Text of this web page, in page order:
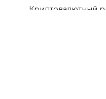
Криптовалютный